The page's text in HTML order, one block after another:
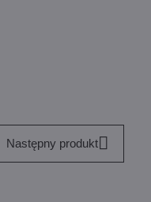
Następny produkt